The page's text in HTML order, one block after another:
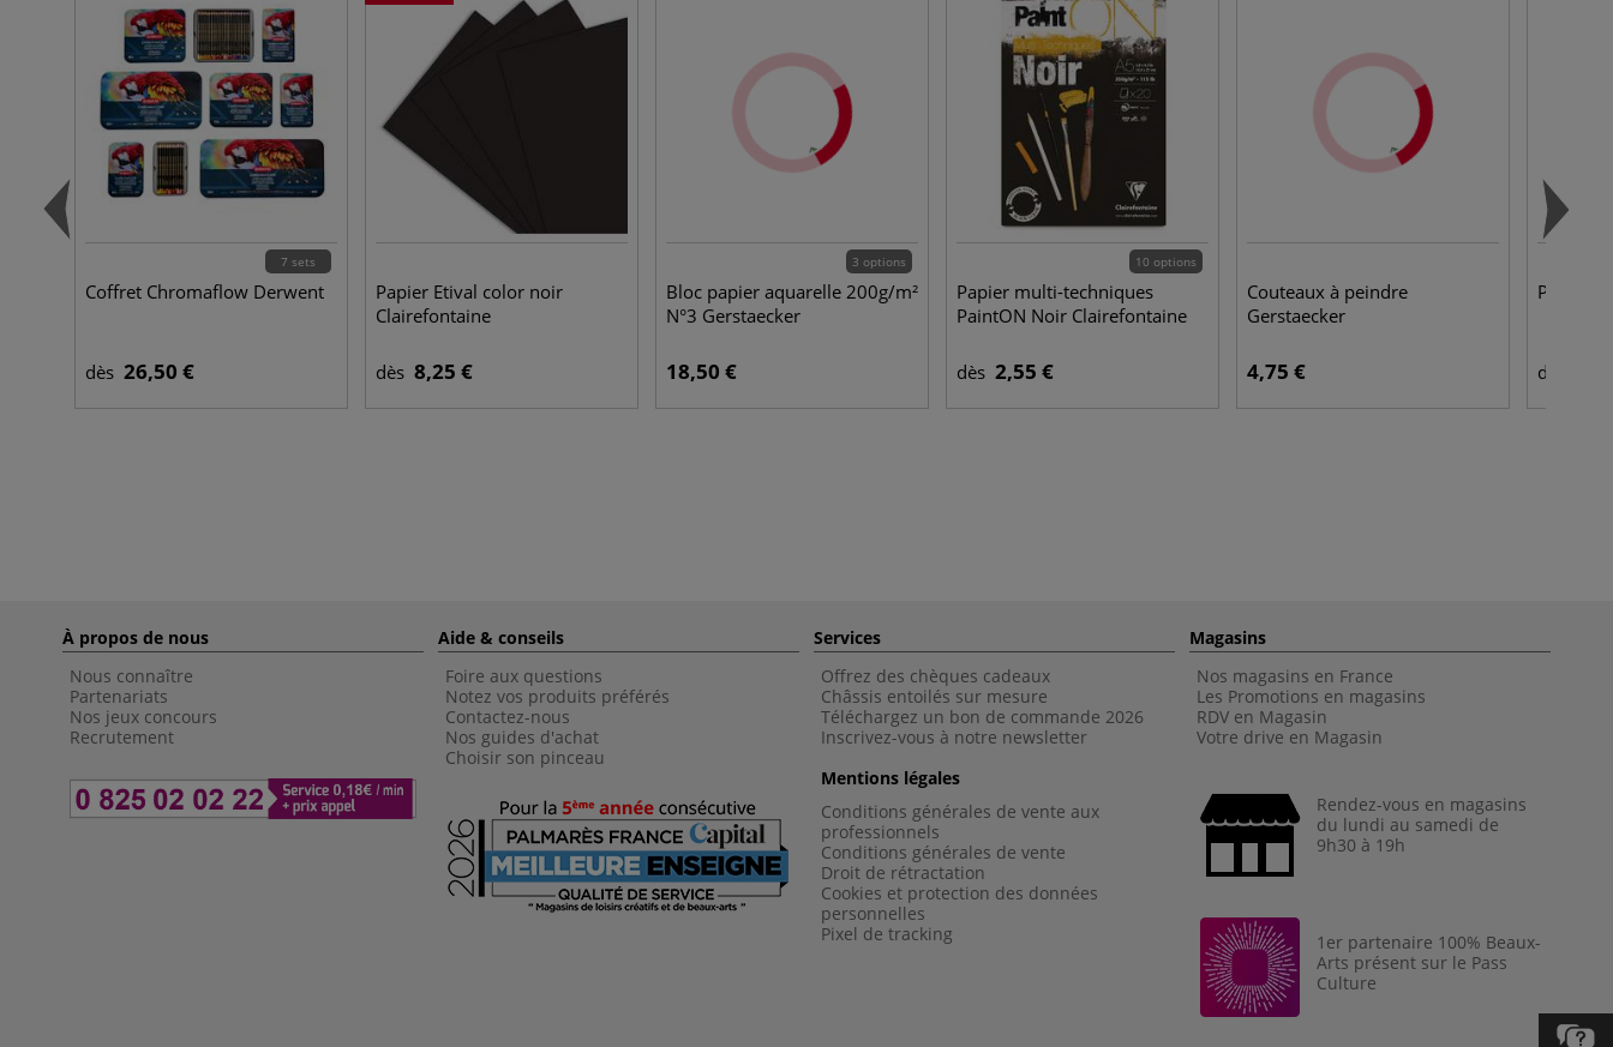
7 sets
Coffret Chromaflow Derwent
dès 26,50 €
Papier Etival color noir
Clairefontaine
dès 8,25 €
3 options
Bloc papier aquarelle 200g/m²
N°3 Gerstaecker
18,50 €
10 options
Papier multi-techniques
PaintON Noir Clairefontaine
dès 2,55 €
Couteaux à peindre
Gerstaecker
4,75 €
Papier
dès
À propos de nous
Nous connaître
Partenariats
Nos jeux concours
Recrutement
Aide & conseils
Foire aux questions
Notez vos produits préférés
Contactez-nous
Nos guides d'achat
Choisir son pinceau
Services
Offrez des chèques cadeaux
Châssis entoilés sur mesure
Téléchargez un bon de commande 2026
Inscrivez-vous à notre newsletter
Mentions légales
Conditions générales de vente aux
professionnels
Conditions générales de vente
Droit de rétractation
Cookies et protection des données
personnelles
Pixel de tracking
Magasins
Nos magasins en France
Les Promotions en magasins
RDV en Magasin
Votre drive en Magasin
Rendez-vous en magasins
du lundi au samedi de
9h30 à 19h
1er partenaire 100% Beaux-
Arts présent sur le Pass
Culture